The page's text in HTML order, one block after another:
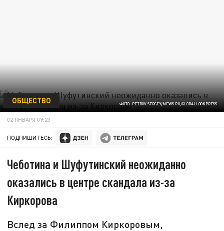
ФОТО: PETROV SERGEY/NEWS.RU/GLOBALLOOKPRESS
ОБЩЕСТВО
02 ЯНВАРЯ 09:23
ПОДПИШИТЕСЬ:
Чеботина и Шуфутинский неожиданно
оказались в центре скандала из-за
Киркорова
Вслед за Филиппом Киркоровым,